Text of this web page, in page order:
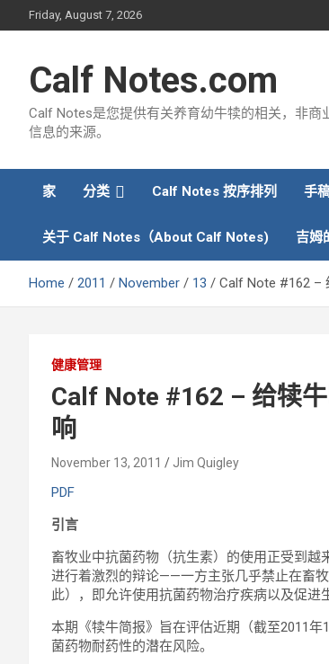
to
Friday, August 7, 2026
Calf Notes.com
Calf Notes是您提供有关养育幼牛犊的相关，非商
信息的来源。
家 分类 Calf Notes 按序排列 手
关于 Calf Notes（About Calf Notes) 吉姆
Home 2011 November 13 Calf Note #162 –
健康管理
Calf Note #162 – 给犊
响
November 13, 2011 Jim Quigley
PDF
引言
畜牧业中抗菌药物（抗生素）的使用正受到
进行着激烈的辩论——一方主张几乎禁止在畜
此），即允许使用抗菌药物治疗疾病以及促进
本期《犊牛简报》旨在评估近期（截至2011
菌药物耐药性的潜在风险。